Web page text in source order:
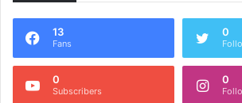
13
Fans
0
0
Subscribers
0